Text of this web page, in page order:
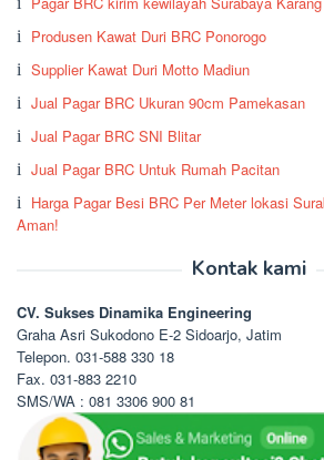
Produsen Kawat Duri BRC Ponorogo
Supplier Kawat Duri Motto Madiun
Jual Pagar BRC Ukuran 90cm Pamekasan
Jual Pagar BRC SNI Blitar
Jual Pagar BRC Untuk Rumah Pacitan
Harga Pagar Besi BRC Per Meter lokasi
Aman!
Kontak kami
CV. Sukses Dinamika Engineering
Graha Asri Sukodono E-2 Sidoarjo, Jatim
Telepon. 031-588 330 18
Fax. 031-883 2210
SMS/WA : 081 3306 900 81